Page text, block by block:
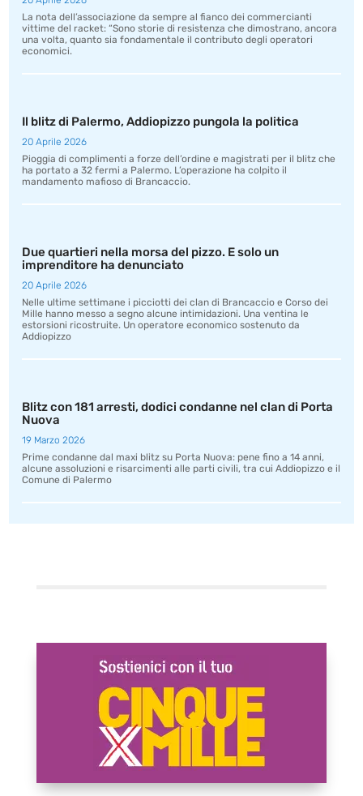
La nota dell’associazione da sempre al fianco dei commercianti
vittime del racket: “Sono storie di resistenza che dimostrano, ancora
una volta, quanto sia fondamentale il contributo degli operatori
economici.
Il blitz di Palermo, Addiopizzo pungola la politica
20 Aprile 2026
Pioggia di complimenti a forze dell’ordine e magistrati per il blitz che
ha portato a 32 fermi a Palermo. L’operazione ha colpito il
mandamento mafioso di Brancaccio.
Due quartieri nella morsa del pizzo. E solo un
imprenditore ha denunciato
20 Aprile 2026
Nelle ultime settimane i picciotti dei clan di Brancaccio e Corso dei
Mille hanno messo a segno alcune intimidazioni. Una ventina le
estorsioni ricostruite. Un operatore economico sostenuto da
Addiopizzo
Blitz con 181 arresti, dodici condanne nel clan di Porta
Nuova
19 Marzo 2026
Prime condanne dal maxi blitz su Porta Nuova: pene fino a 14 anni,
alcune assoluzioni e risarcimenti alle parti civili, tra cui Addiopizzo e il
Comune di Palermo